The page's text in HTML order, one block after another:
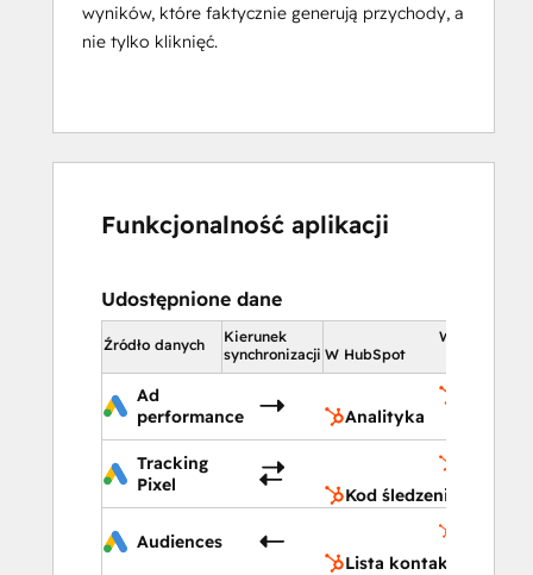
wyników, które faktycznie generują przychody, a
nie tylko kliknięć.
Funkcjonalność aplikacji
Udostępnione dane
Źródło danych
Kierunek
synchronizacji
W HubSpot
W HubSpot
Ad
performance
Analityka
Tracking
Pixel
Kod śledzenia
Audiences
Lista kontaktów